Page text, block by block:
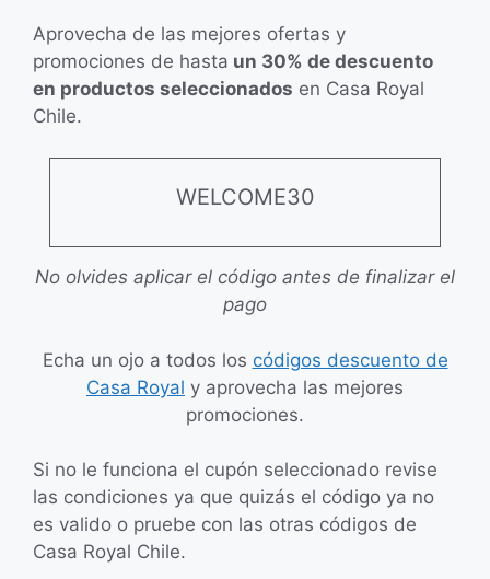
Aprovecha de las mejores ofertas y
promociones de hasta un 30% de descuento
en productos seleccionados en Casa Royal
Chile.
WELCOME30
No olvides aplicar el código antes de finalizar el
pago
Echa un ojo a todos los códigos descuento de
Casa Royal y aprovecha las mejores
promociones.
Si no le funciona el cupón seleccionado revise
las condiciones ya que quizás el código ya no
es valido o pruebe con las otras códigos de
Casa Royal Chile.